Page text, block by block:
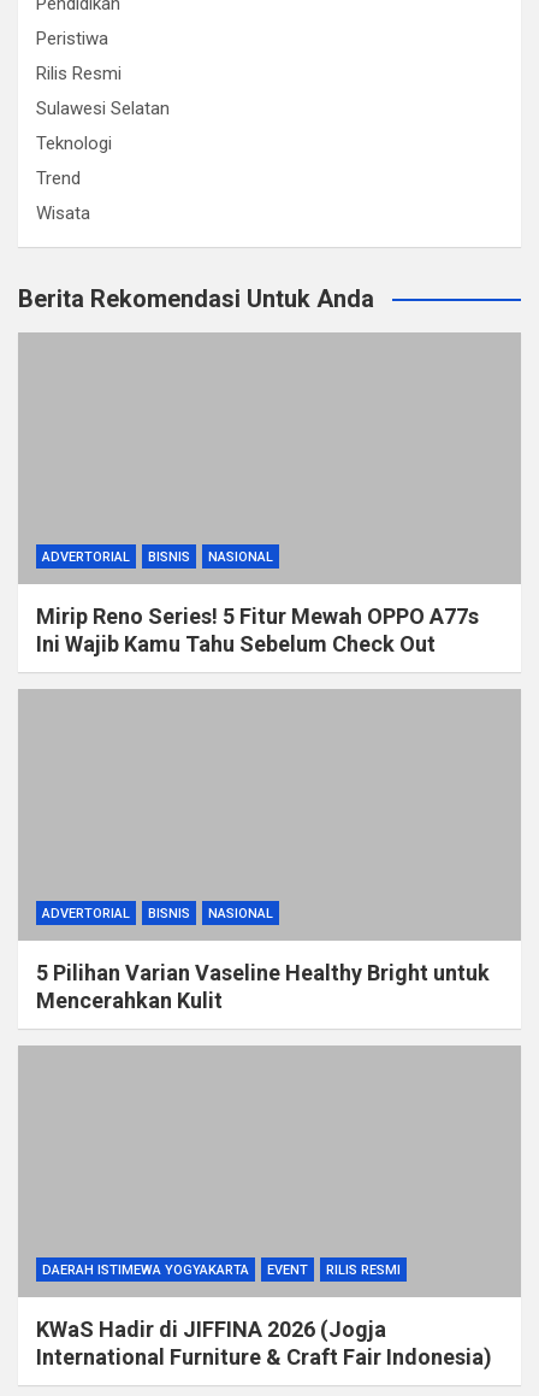
Peristiwa
Rilis Resmi
Sulawesi Selatan
Teknologi
Trend
Wisata
Berita Rekomendasi Untuk Anda
ADVERTORIAL BISNIS NASIONAL
Mirip Reno Series! 5 Fitur Mewah OPPO A77s
Ini Wajib Kamu Tahu Sebelum Check Out
ADVERTORIAL BISNIS NASIONAL
5 Pilihan Varian Vaseline Healthy Bright untuk
Mencerahkan Kulit
DAERAH ISTIMEWA YOGYAKARTA EVENT RILIS RESMI
KWaS Hadir di JIFFINA 2026 (Jogja
International Furniture & Craft Fair Indonesia)